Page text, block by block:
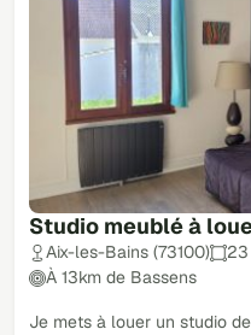
Studio meublé à
Aix-les-Bains (73100) 23
À 13km de Bassens
Je mets à louer un studio